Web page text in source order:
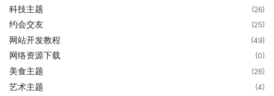
科技主题 (26)
约会交友 (25)
网站开发教程 (49)
网络资源下载 (0)
美食主题 (26)
艺术主题 (4)